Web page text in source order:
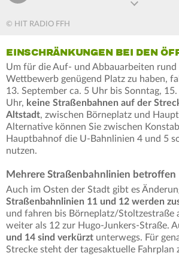
© HIT RADIO FFH
EINSCHRÄNKUNGEN BEI DEN
Um für die Auf- und Abbauarbeiten rund
Wettbewerb genügend Platz zu haben,
13. September ca. 5 Uhr bis Sonntag, 15.
Uhr, keine Straßenbahnen auf der
Altstadt, zwischen Börneplatz und
Alternative können Sie zwischen
Hauptbahnof die U-Bahnlinien 4 und 5
nutzen.
Mehrere Straßenbahnlinien betroffen
Auch im Osten der Stadt gibt es
Straßenbahnlinien 11 und 12 werden
und fahren bis Börneplatz/Stoltzestraße
weiter als 12 zur Hugo-Junkers-Straße.
und 14 sind verkürzt unterwegs. Für
Strecke steht der tagesaktuelle Fahrplan